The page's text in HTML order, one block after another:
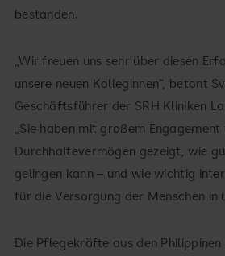
bestanden.
„Wir freuen uns sehr über diesen
unsere neuen Kolleginnen“, betont
Geschäftsführer der SRH Kliniken
„Sie haben mit großem Engagement
Durchhaltevermögen gezeigt, wie
gelingen kann – und wie wichtig
für die Versorgung der Menschen in
Die Pflegekräfte aus den Philippinen